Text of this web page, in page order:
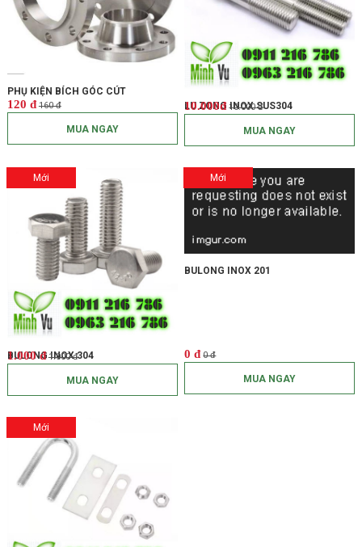
PHỤ KIỆN BÍCH GÓC CÚT
120 đ 160 đ
MUA NGAY
LU ZONG INOX SUS304
10.000đ 10.000 đ
MUA NGAY
Mới
BULONG INOX 304
1.000 đ 1.000 đ
MUA NGAY
Mới
BULONG INOX 201
0 đ 0 đ
MUA NGAY
Mới